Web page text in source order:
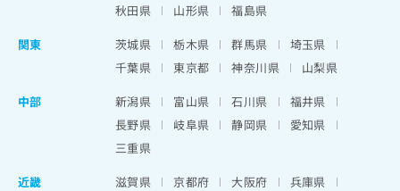
秋田県
山形県
福島県
関東
茨城県 栃木県 群馬県
埼玉県
千葉県
東京都 神奈川県
山梨県
中部
新潟県 富山県 石川県
福井県
長野県
岐阜県 静岡県
愛知県
三重県
近畿
滋賀県 京都府 大阪府
兵庫県